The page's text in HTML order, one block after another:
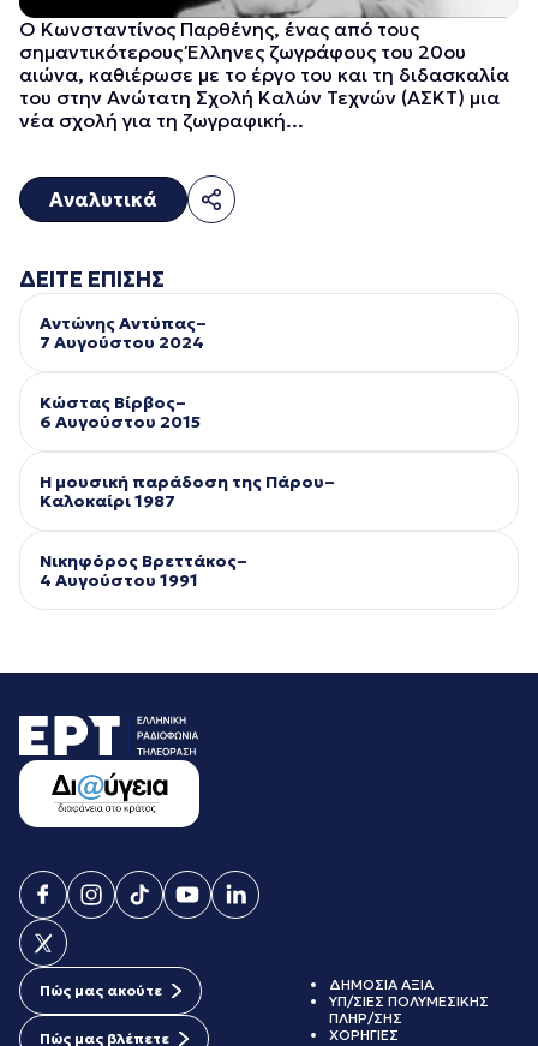
Ο Κωνσταντίνος Παρθένης, ένας από τους
σημαντικότερους Έλληνες ζωγράφους του 20ου
αιώνα, καθιέρωσε με το έργο του και τη διδασκαλία
του στην Ανώτατη Σχολή Καλών Τεχνών (ΑΣΚΤ) μια
νέα σχολή για τη ζωγραφική...
Αναλυτικά
ΔΕΙΤΕ ΕΠΙΣΗΣ
Αντώνης Αντύπας–
7 Αυγούστου 2024
Κώστας Βίρβος–
6 Αυγούστου 2015
Η μουσική παράδοση της Πάρου–
Kαλοκαίρι 1987
Νικηφόρος Βρεττάκος–
4 Αυγούστου 1991
Πώς μας ακούτε
Πώς μας βλέπετε
ΔΗΜΟΣΙΑ ΑΞΙΑ
ΥΠ/ΣΙΕΣ ΠΟΛΥΜΕΣΙΚΗΣ
ΠΛΗΡ/ΣΗΣ
ΧΟΡΗΓΙΕΣ